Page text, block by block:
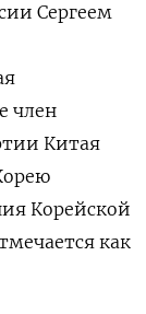
Сергеем
член
Китая
Корейской
как